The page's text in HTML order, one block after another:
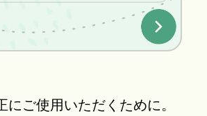
にご使用いただくために。